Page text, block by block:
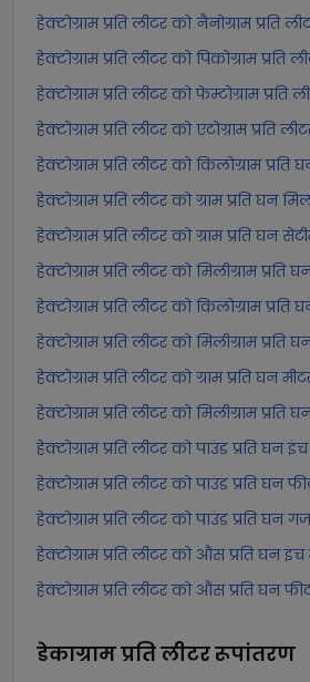
हेक्टोग्राम प्रति लीटर को नैनोग्राम प्रति
हेक्टोग्राम प्रति लीटर को पिकोग्राम प्रति
हेक्टोग्राम प्रति लीटर को फेम्टोग्राम प्रति
हेक्टोग्राम प्रति लीटर को एटोग्राम प्रति
हेक्टोग्राम प्रति लीटर को किलोग्राम
हेक्टोग्राम प्रति लीटर को ग्राम प्रति घन
हेक्टोग्राम प्रति लीटर को ग्राम प्रति घन
हेक्टोग्राम प्रति लीटर को मिलीग्राम
हेक्टोग्राम प्रति लीटर को किलोग्राम
हेक्टोग्राम प्रति लीटर को मिलीग्राम
हेक्टोग्राम प्रति लीटर को ग्राम प्रति घन
हेक्टोग्राम प्रति लीटर को मिलीग्राम प्रति
हेक्टोग्राम प्रति लीटर को पाउंड प्रति घन
हेक्टोग्राम प्रति लीटर को पाउंड प्रति घन
हेक्टोग्राम प्रति लीटर को पाउंड प्रति घन
हेक्टोग्राम प्रति लीटर को औंस प्रति घन
हेक्टोग्राम प्रति लीटर को औंस प्रति घन
डेकाग्राम प्रति लीटररूपांतरण